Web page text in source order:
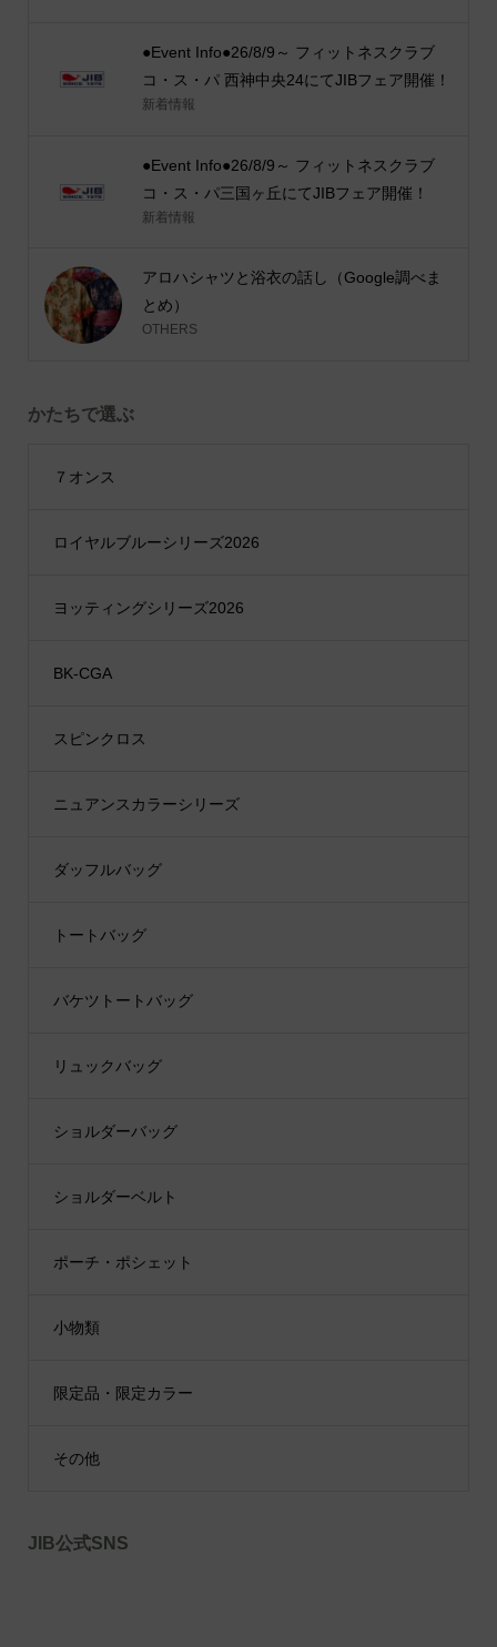
●Event Info●26/8/9～ フィットネスクラブ
コ・ス・パ 西神中央24にてJIBフェア開催！
新着情報
●Event Info●26/8/9～ フィットネスクラブ
コ・ス・パ三国ヶ丘にてJIBフェア開催！
新着情報
アロハシャツと浴衣の話し（Google調べま
とめ）
OTHERS
かたちで選ぶ
７オンス
ロイヤルブルーシリーズ2026
ヨッティングシリーズ2026
BK-CGA
スピンクロス
ニュアンスカラーシリーズ
ダッフルバッグ
トートバッグ
バケツトートバッグ
リュックバッグ
ショルダーバッグ
ショルダーベルト
ポーチ・ポシェット
小物類
限定品・限定カラー
その他
JIB公式SNS